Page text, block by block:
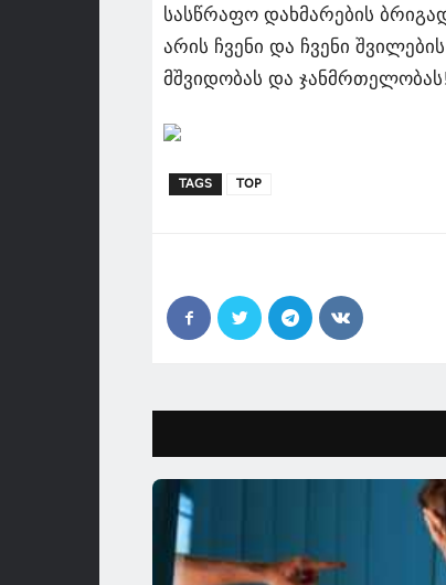
სასწრაფო დახმარების
არის ჩვენი და ჩვენი
მშვიდობას და
TAGS TOP